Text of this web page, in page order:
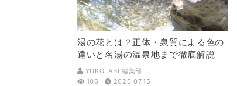
湯の花とは？正体・泉質による色の
違いと名湯の温泉地まで徹底解説
YUKOTABI 編集部
106
2026.07.15